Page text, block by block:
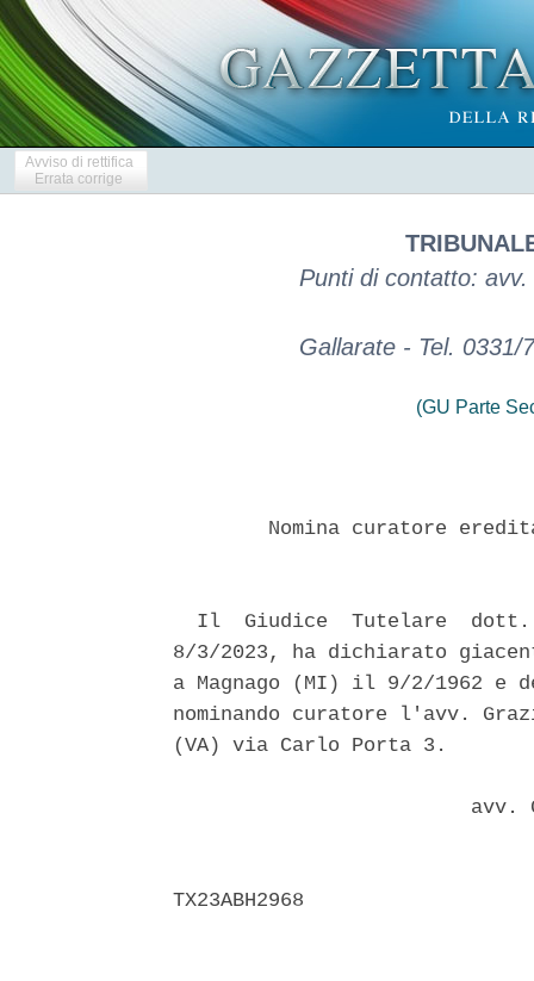
Avviso di rettifica
Errata corrige
Punti di contatto:
Gallarate - Tel. 0331/
(GU Parte
Nomina curatore
Il  Giudice  Tutelare
8/3/2023, ha dichiarato
a Magnago (MI) il 9/2/1962 e
nominando curatore l'avv.
(VA) via Carlo Porta 3.